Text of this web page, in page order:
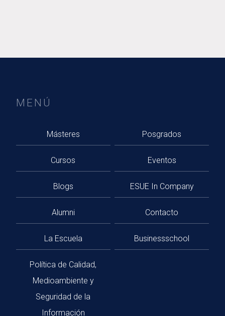
MENÚ
Másteres Posgrados
Cursos Eventos
Blogs ESUE In Company
Alumni Contacto
La Escuela Businessschool
Política de Calidad,
Medioambiente y
Seguridad de la
Información